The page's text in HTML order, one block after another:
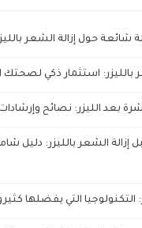
شائعة حول إزالة الشعر
بالليزر: استثمار ذكي لصحتك
بعد الليزر: نصائح
إزالة الشعر بالليزر: دليل
التكنولوجيا التي يفضلها